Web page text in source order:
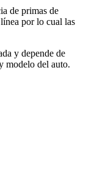
de primas de
por lo cual las
y depende de
modelo del auto.